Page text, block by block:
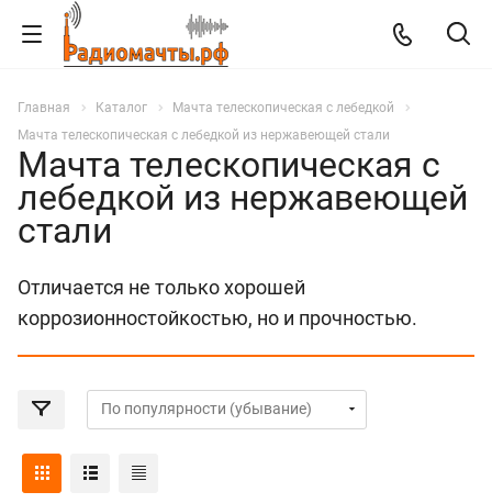
Главная Каталог
Мачта телескопическая с лебедкой
Мачта телескопическая с лебедкой из нержавеющей стали
Мачта телескопическая с
лебедкой из нержавеющей
стали
Отличается не только хорошей
коррозионностойкостью, но и прочностью.